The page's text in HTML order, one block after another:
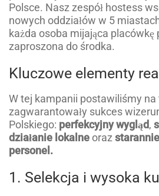
Polsce. Nasz zespół hostess
nowych oddziałów w 5
każda osoba mijająca placówkę
zaproszona do środka.
Kluczowe elementy
W tej kampanii postawiliśmy na
zagwarantowały sukces
Polskiego: perfekcyjny wygląd,
działanie lokalne oraz
personel.
1. Selekcja i wysoka